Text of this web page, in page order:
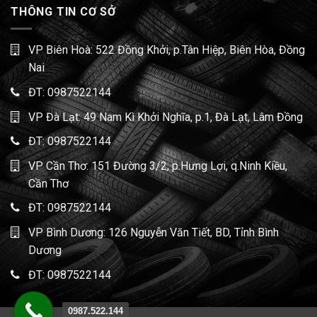
THÔNG TIN CƠ SỞ
VP Biên Hoà: 522 Đồng Khởi, p.Tân Hiệp, Biên Hòa, Đồng
Nai
ĐT: 0987522144
VP Đà Lạt: 49 Nam Kì Khởi Nghĩa, p.1, Đà Lạt, Lâm Đồng
ĐT:0987522144
VP Cần Thơ: 151 Đường 3/2, p.Hưng Lợi, q.Ninh Kiều,
Cần Thơ
ĐT: 0987522144
VP Bình Dương: 126 Nguyễn Văn Tiết, BD, Tỉnh Bình
Dương
ĐT: 0987522144
0987.522.144